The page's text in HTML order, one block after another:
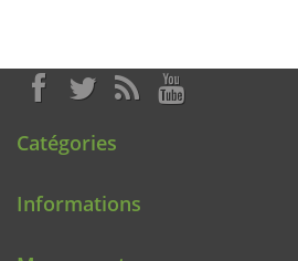
Catégories
Informations